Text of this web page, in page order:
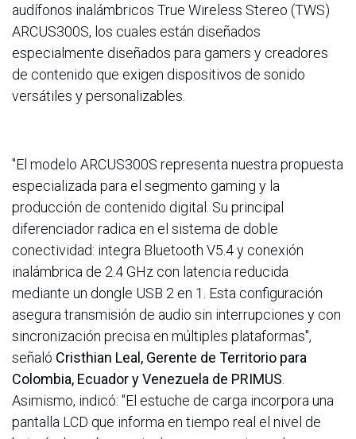
audífonos inalámbricos True Wireless Stereo (TWS)
ARCUS300S, los cuales están diseñados
especialmente diseñados para gamers y creadores
de contenido que exigen dispositivos de sonido
versátiles y personalizables.
"El modelo ARCUS300S representa nuestra propuesta
especializada para el segmento gaming y la
producción de contenido digital. Su principal
diferenciador radica en el sistema de doble
conectividad: integra Bluetooth V5.4 y conexión
inalámbrica de 2.4 GHz con latencia reducida
mediante un dongle USB 2 en 1. Esta configuración
asegura transmisión de audio sin interrupciones y con
sincronización precisa en múltiples plataformas",
señaló Cristhian Leal, Gerente de Territorio para
Colombia, Ecuador y Venezuela de PRIMUS
Asimismo, indicó: "El estuche de carga incorpora una
pantalla LCD que informa en tiempo real el nivel de